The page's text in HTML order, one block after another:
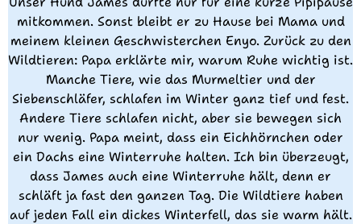
mitkommen. Sonst bleibt er zu Hause bei Mama und
meinem kleinen Geschwisterchen Enyo. Zurück zu den
Wildtieren: Papa erklärte mir, warum Ruhe wichtig ist.
Manche Tiere, wie das Murmeltier und der
Siebenschläfer, schlafen im Winter ganz tief und fest.
Andere Tiere schlafen nicht, aber sie bewegen sich
nur wenig. Papa meint, dass ein Eichhörnchen oder
ein Dachs eine Winterruhe halten. Ich bin überzeugt,
dass James auch eine Winterruhe hält, denn er
schläft ja fast den ganzen Tag. Die Wildtiere haben
auf jeden Fall ein dickes Winterfell, das sie warm hält.